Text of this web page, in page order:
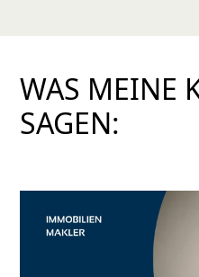
WAS MEINE
SAGEN: